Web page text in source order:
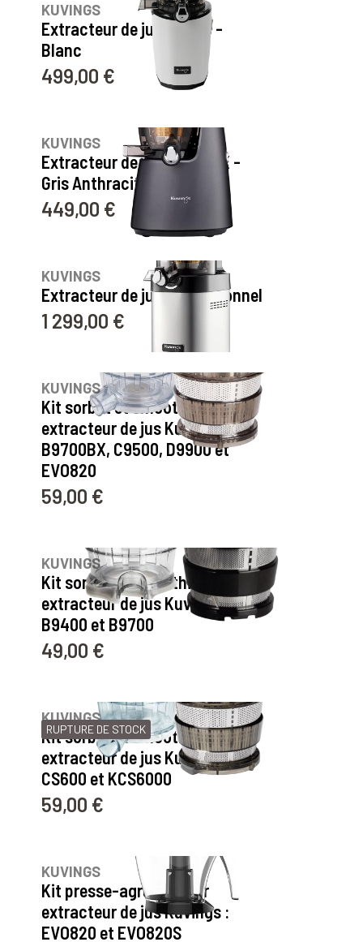
KUVINGS
Extracteur de jus AUTO8 -
Blanc
Prix
499,00 €
KUVINGS
Extracteur de jus D9900BX -
Gris Anthracite
Prix
449,00 €
KUVINGS
Extracteur de jus professionnel
Prix
1 299,00 €
124 avis
KUVINGS
Kit sorbet et smoothie pour
extracteur de jus Kuvings :
B9700BX, C9500, D9900 et
EVO820
Prix
59,00 €
KUVINGS
Kit sorbet et smoothie pour
extracteur de jus Kuvings :
B9400 et B9700
Prix
49,00 €
RUPTURE DE STOCK
KUVINGS
Kit sorbet et smoothie pour
extracteur de jus Kuvings
CS600 et KCS6000
Prix
59,00 €
KUVINGS
Kit presse-agrume pour
extracteur de jus Kuvings :
EVO820 et EVO820S